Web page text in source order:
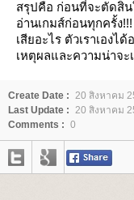
สรุปคือ ก่อนที่จะตัดสิน
อ่านเกมส์ก่อนทุกครั้ง
เสียอะไร ตัวเราเองไ
เหตุผลและความน่าจะ
Create Date : 20 สิงหาคม
Last Update : 20 สิงหาคม
Comments : 0